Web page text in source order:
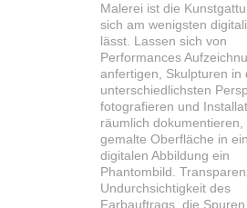
Malerei ist die
sich am wenigsten
lässt. Lassen sich von
Performances
anfertigen, Skulpturen in
unterschiedlichsten
fotografieren und
räumlich dokumentieren,
gemalte Oberfläche in
digitalen Abbildung ein
Phantombild.
Undurchsichtigkeit des
Farbauftrags, die